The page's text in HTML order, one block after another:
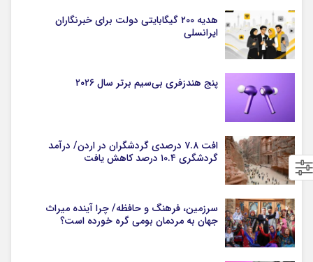
هدیه ۲۰۰ گیگابایتی دولت برای خبرنگاران
ایرانسلی
پنج هندزفری بی‌سیم برتر سال ۲۰۲۶
افت ۷.۸ درصدی گردشگران در اردن/ درآمد
گردشگری ۱۰.۴ درصد کاهش یافت
سرزمین، فرهنگ و حافظه/ چرا آینده میراث
جهان به مردمان بومی گره خورده است؟